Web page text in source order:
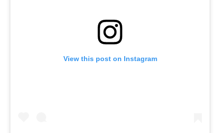
View this post on Instagram